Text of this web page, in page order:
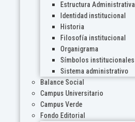
Estructura Administrativa
Identidad institucional
Historia
Filosofía institucional
Organigrama
Símbolos institucionales
Sistema administrativo
Balance Social
Campus Universitario
Campus Verde
Fondo Editorial